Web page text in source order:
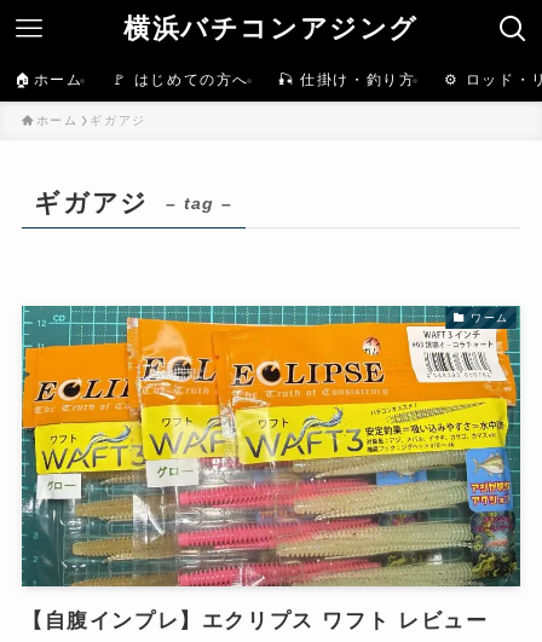
横浜バチコンアジング
🏠ホーム 🚩 はじめての方へ 🎣 仕掛け・釣り方 ⚙️ ロッド・
ホーム ギガアジ
ギガアジ – tag –
ワーム
【自腹インプレ】エクリプス ワフト レビュー